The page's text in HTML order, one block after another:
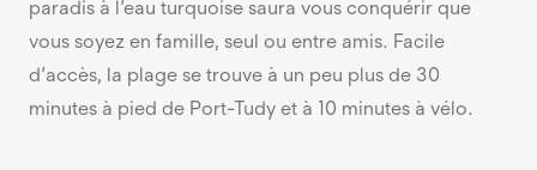
paradis à l’eau turquoise saura vous conquérir que
vous soyez en famille, seul ou entre amis. Facile
d’accès, la plage se trouve à un peu plus de 30
minutes à pied de Port-Tudy et à 10 minutes à vélo.